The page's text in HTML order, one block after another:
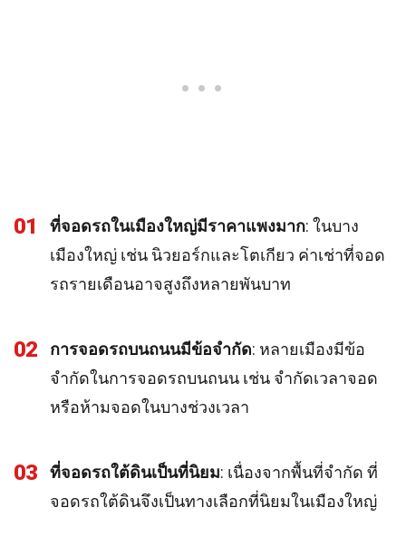
01 ที่จอดรถในเมืองใหญ่มีราคาแพงมาก: ในบาง
เมืองใหญ่ เช่น นิวยอร์กและโตเกียว ค่าเช่าที่จอด
รถรายเดือนอาจสูงถึงหลายพันบาท
02 การจอดรถบนถนนมีข้อจำกัด: หลายเมืองมีข้อ
จำกัดในการจอดรถบนถนน เช่น จำกัดเวลาจอด
หรือห้ามจอดในบางช่วงเวลา
03 ที่จอดรถใต้ดินเป็นที่นิยม: เนื่องจากพื้นที่จำกัด ที่
จอดรถใต้ดินจึงเป็นทางเลือกที่นิยมในเมืองใหญ่